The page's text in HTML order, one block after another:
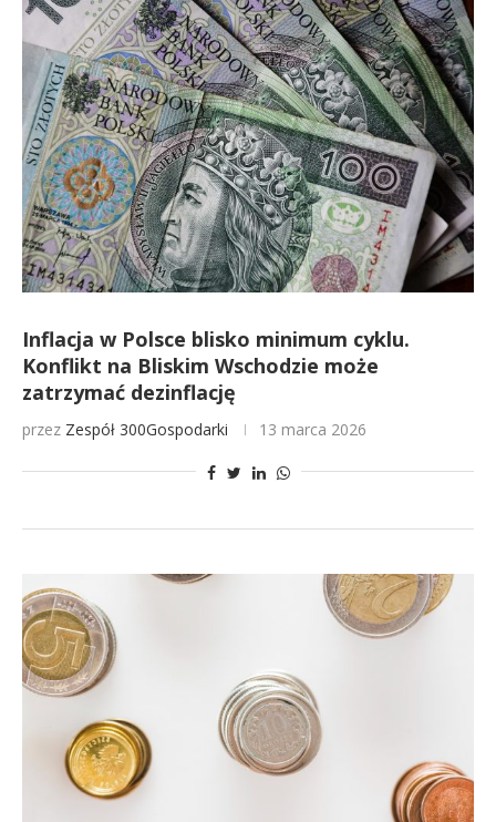
Inflacja w Polsce blisko minimum cyklu.
Konflikt na Bliskim Wschodzie może
zatrzymać dezinflację
przez Zespół 300Gospodarki 13 marca 2026